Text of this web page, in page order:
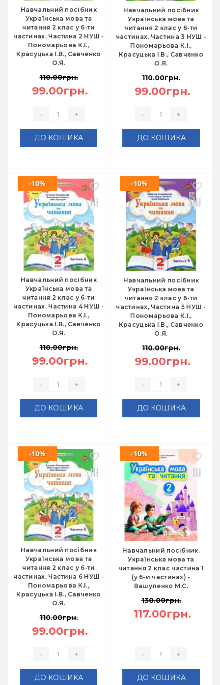
Навчальний посібник
Українська мова та
читання 2 клас у 6-ти
частинах, Частина 2 НУШ -
Пономарьова К.І.,
Красуцька І.В., Савченко
О.Я.
110.00грн.
99.00грн.
- +
ДО КОШИКА
Навчальний посібник
Українська мова та
читання 2 клас у 6-ти
частинах, Частина 3 НУШ -
Пономарьова К.І.,
Красуцька І.В., Савченко
О.Я.
110.00грн.
99.00грн.
- +
ДО КОШИКА
Навчальний посібник
Українська мова та
читання 2 клас у 6-ти
частинах, Частина 4 НУШ -
Пономарьова К.І.,
Красуцька І.В., Савченко
О.Я.
-10%
110.00грн.
99.00грн.
- +
ДО КОШИКА
Навчальний посібник
Українська мова та
читання 2 клас у 6-ти
частинах, Частина 5 НУШ -
Пономарьова К.І.,
Красуцька І.В., Савченко
О.Я.
-10%
110.00грн.
99.00грн.
- +
ДО КОШИКА
Навчальний посібник
Українська мова та
читання 2 клас у 6-ти
частинах, Частина 6 НУШ -
Пономарьова К.І.,
Красуцька І.В., Савченко
О.Я.
-10%
110.00грн.
99.00грн.
- +
ДО КОШИКА
Навчальний посібник.
Українська мова та
читання 2 клас частина 1
(у 6-и частинах) -
Вашуленко М.С.
-10%
130.00грн.
117.00грн.
- +
ДО КОШИКА